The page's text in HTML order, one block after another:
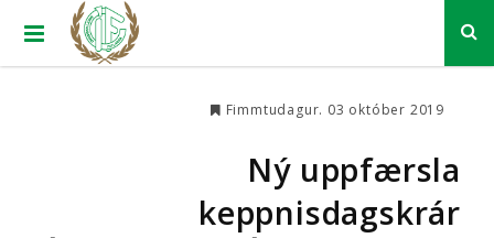
Fimmtudagur. 03 október 2019
Ný uppfærsla
keppnisdagskrár